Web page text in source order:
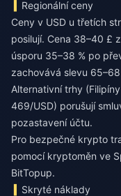
Regionální ceny
Ceny v USD u třetích
posilují. Cena 38–40 £
úsporu 35–38 % po
zachovává slevu 65–68
Alternativní trhy
469/USD) porušují
pozastavení účtu.
Pro bezpečné krypto
pomocí kryptoměn ve
BitTopup.
Skryté náklady